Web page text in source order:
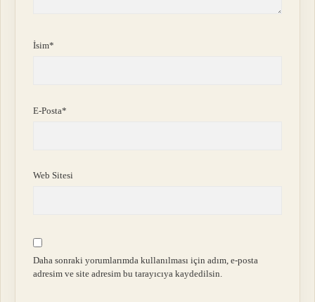
İsim*
E-Posta*
Web Sitesi
Daha sonraki yorumlarımda kullanılması için adım, e-posta
adresim ve site adresim bu tarayıcıya kaydedilsin.